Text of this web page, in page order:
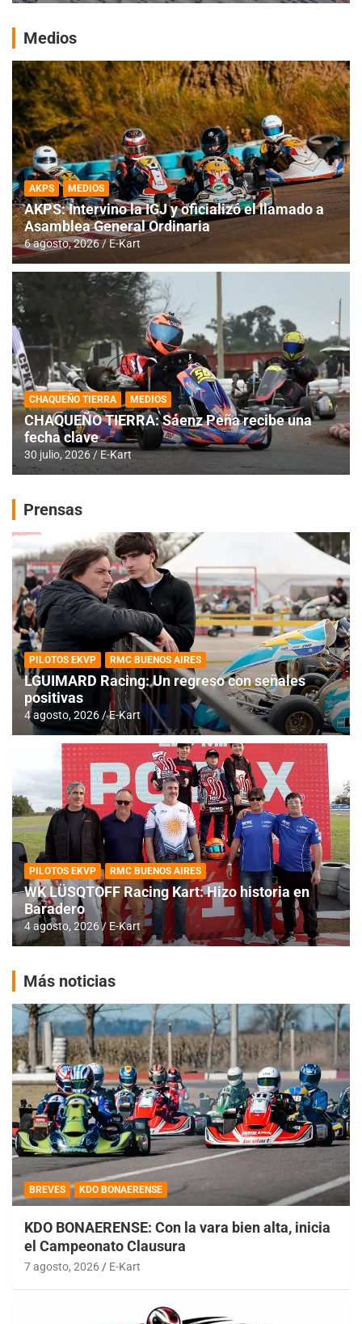
Medios
AKPS MEDIOS
AKPS: Intervino la IGJ y oficializó el llamado a
Asamblea General Ordinaria
6 agosto, 2026 E-Kart
CHAQUEÑO TIERRA MEDIOS
CHAQUEÑO TIERRA: Sáenz Peña recibe una
fecha clave
30 julio, 2026 E-Kart
Prensas
PILOTOS EKVP RMC BUENOS AIRES
LGUIMARD Racing: Un regreso con señales
positivas
4 agosto, 2026 E-Kart
PILOTOS EKVP RMC BUENOS AIRES
WK LÜSQTOFF Racing Kart: Hizo historia en
Baradero
4 agosto, 2026 E-Kart
Más noticias
BREVES KDO BONAERENSE
KDO BONAERENSE: Con la vara bien alta, inicia
el Campeonato Clausura
7 agosto, 2026 E-Kart